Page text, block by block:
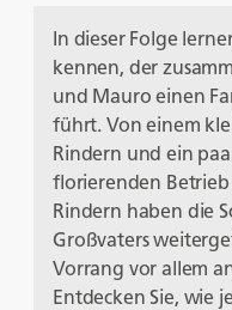
In dieser Folge
kennen, der
und Mauro einen
führt. Von einem
Rindern und ein
florierenden
Rindern haben die
Großvaters
Vorrang vor allem
Entdecken Sie, wie